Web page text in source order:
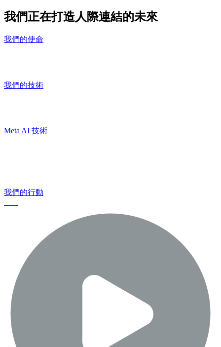
我們正在打造人際連結的未來
我們的使命
我們的技術
Meta AI 技術
我們的行動